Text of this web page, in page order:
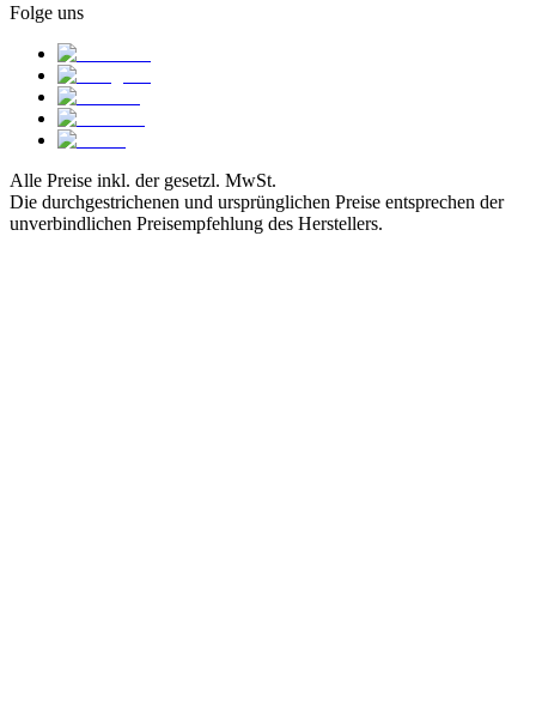
Folge uns
Alle Preise inkl. der gesetzl. MwSt.
Die durchgestrichenen und ursprünglichen Preise entsprechen der
unverbindlichen Preisempfehlung des Herstellers.